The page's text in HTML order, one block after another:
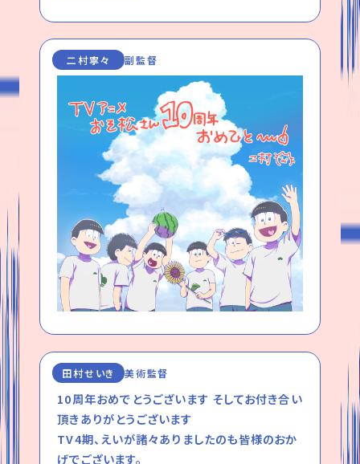
二村寧々 副監督
田村せいき 美術監督
10周年おめでとうございます そしてお付き合い
頂きありがとうございます
TV4期、えいが諸々ありましたのも皆様のおか
げでございます。